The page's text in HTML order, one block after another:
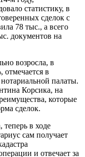
статистику, в
сделок с
78 тыс., а всего
документов на
возросла, в
в
палаты.
Корсика, на
которые
сделок.
теперь в ходе
сам получает
и отвечает за